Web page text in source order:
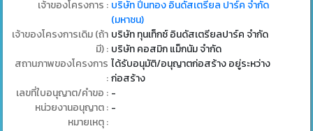
เจ้าของโครงการ : บริษัท ปิ่นทอง อินดัสเตรียล ปาร์ค จำกัด
(มหาชน)
เจ้าของโครงการเดิม (ถ้า
มี) :
บริษัท ทุนเท็กซ์ อินดัสเตรียลปาร์ค จำกัด
บริษัท คอสมิก แม็กนัม จำกัด
สถานภาพของโครงการ
:
ได้รับอนุมัติ/อนุญาตก่อสร้าง อยู่ระหว่าง
ก่อสร้าง
เลขที่ใบอนุญาต/คำขอ : -
หน่วยงานอนุญาต : -
หมายเหตุ :